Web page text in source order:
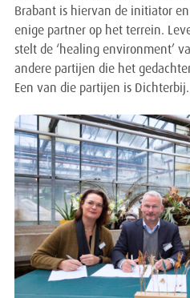
Brabant is hiervan de initiator
enige partner op het terrein.
stelt de ‘healing environment’
andere partijen die het
Een van die partijen is Dichterbij.